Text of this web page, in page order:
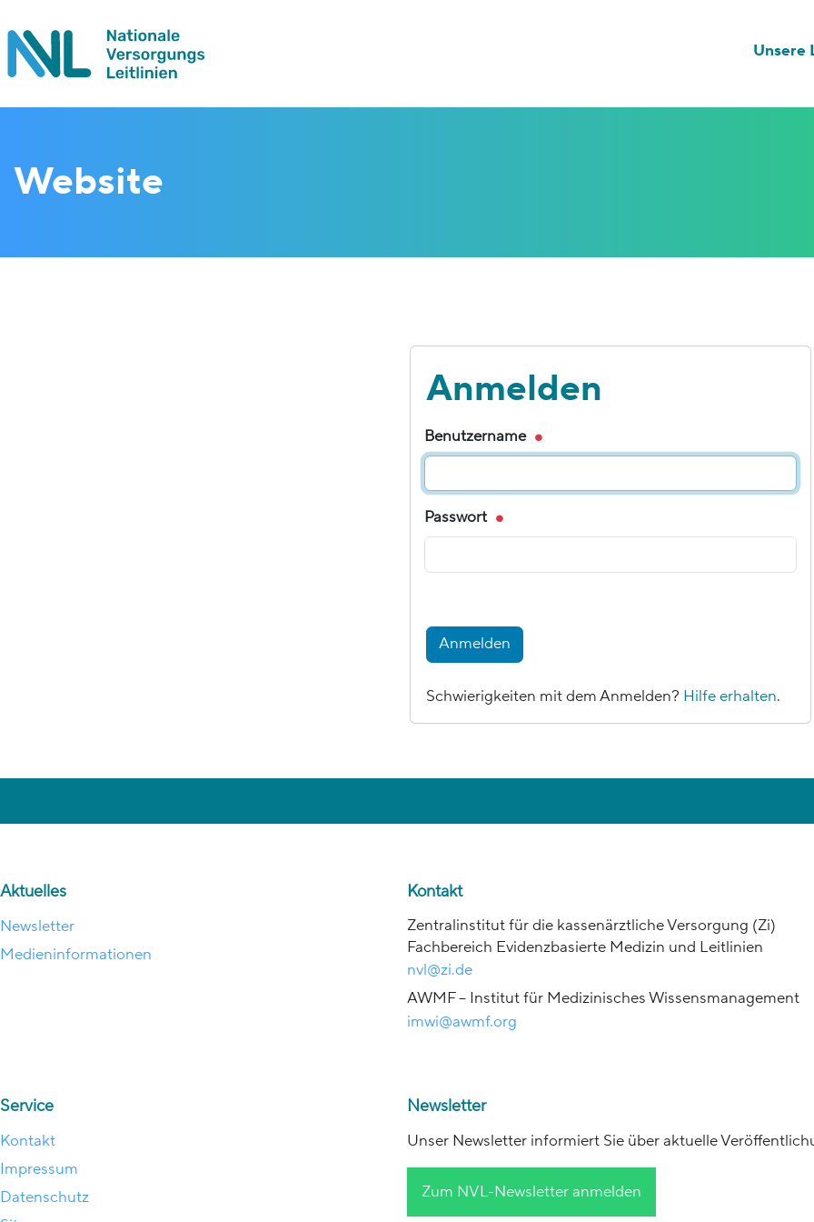
Unsere
Website
Anmelden
Benutzername
Passwort
Anmelden
Schwierigkeiten mit dem Anmelden? Hilfe erhalten.
Aktuelles
Newsletter
Medieninformationen
Kontakt
Zentralinstitut für die kassenärztliche Versorgung (Zi)
Fachbereich Evidenzbasierte Medizin und Leitlinien
nvl@zi.de
AWMF – Institut für Medizinisches Wissensmanagement
imwi@awmf.org
Service
Kontakt
Impressum
Datenschutz
Newsletter
Unser Newsletter informiert Sie über aktuelle
Zum NVL-Newsletter anmelden